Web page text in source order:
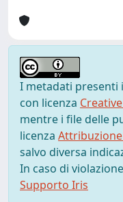
I metadati presenti
con licenza
mentre i file delle
licenza Attribuzione
salvo diversa
In caso di
Supporto Iris